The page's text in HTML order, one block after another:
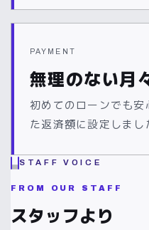
PAYMENT
無理のない月
初めてのローンでも安
た返済額に設定しまし
STAFF VOICE
FROM OUR STAFF
スタッフより